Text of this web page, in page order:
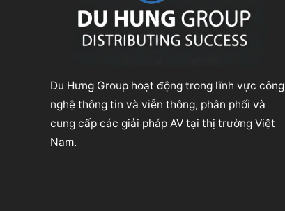
Du Hưng Group hoạt động trong lĩnh vực công
nghệ thông tin và viễn thông, phân phối và
cung cấp các giải pháp AV tại thị trường Việt
Nam.